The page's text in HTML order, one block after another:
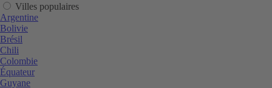
Villes populaires
Argentine
Bolivie
Brésil
Chili
Colombie
Équateur
Guyane